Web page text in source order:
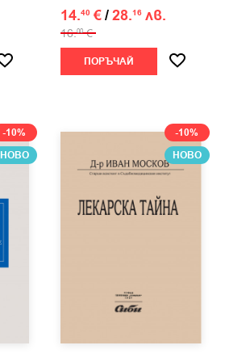
14.40 €/28.16 лв.
16.00 €
ПОРЪЧАЙ
-10%
НОВО
-10%
НОВО